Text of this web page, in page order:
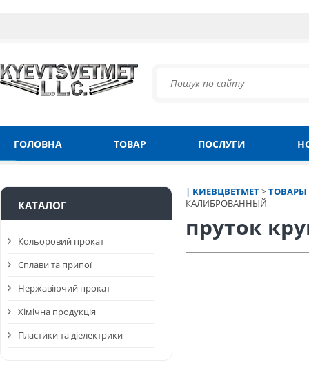
ГОЛОВНА ТОВАР ПОСЛУГИ
| КИЕВЦВЕТМЕТ>ТОВАРЫ
КАЛИБРОВАННЫЙ
пруток
КАТАЛОГ
Кольоровий прокат
Сплави та припої
Нержавіючий прокат
Хімічна продукція
Пластики та діелектрики